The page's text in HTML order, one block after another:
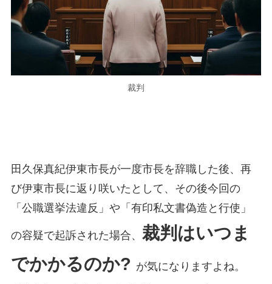
裁判
田久保真紀伊東市長が一度市長を辞職した後、再
び伊東市長に返り咲いたとして、その後今回の
「公職選挙法違反」や「有印私文書偽造と行使」
の容疑で起訴された場合、 裁判はいつま
でかかるのか? が気になりますよね。